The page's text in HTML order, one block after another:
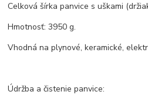
Celková šírka panvice s uškami
Hmotnosť: 3950 g.
Vhodná na plynové, keramické,
Údržba a čistenie panvice: